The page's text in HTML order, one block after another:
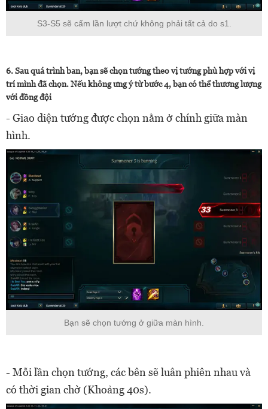
S3-S5 sẽ cấm lần lượt chứ không phải tất cả do s1.
6. Sau quá trình ban, bạn sẽ chọn tướng theo vị tướng phù hợp với vị
trí mình đã chọn. Nếu không ưng ý từ bước 4, bạn có thể thương lượng
với đồng đội
- Giao diện tướng được chọn nằm ở chính giữa màn
hình.
Bạn sẽ chọn tướng ở giữa màn hình.
- Mỗi lần chọn tướng, các bên sẽ luân phiên nhau và
có thời gian chờ (Khoảng 40s).